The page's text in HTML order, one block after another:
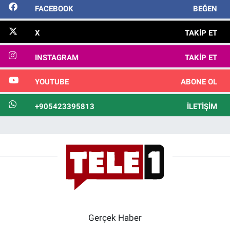
FACEBOOK BEĞEN
X TAKIP ET
INSTAGRAM TAKIP ET
YOUTUBE ABONE OL
+905423395813 İLETIŞIM
Gerçek Haber